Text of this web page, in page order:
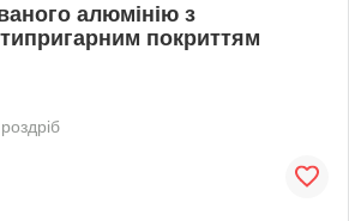
алюмінію з
покриттям